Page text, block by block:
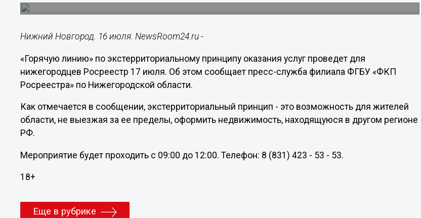
Нижний Новгород. 16 июля. NewsRoom24.ru -
«Горячую линию» по экстерриториальному принципу оказания услуг проведет для
нижегородцев Росреестр 17 июля. Об этом сообщает пресс-служба филиала ФГБУ «ФКП
Росреестра» по Нижегородской области.
Как отмечается в сообщении, экстерриториальный принцип - это возможность для жителей
области, не выезжая за ее пределы, оформить недвижимость, находящуюся в другом регионе
РФ.
Мероприятие будет проходить с 09:00 до 12:00. Телефон: 8 (831) 423 - 53 - 53.
18+
Еще в рубрике